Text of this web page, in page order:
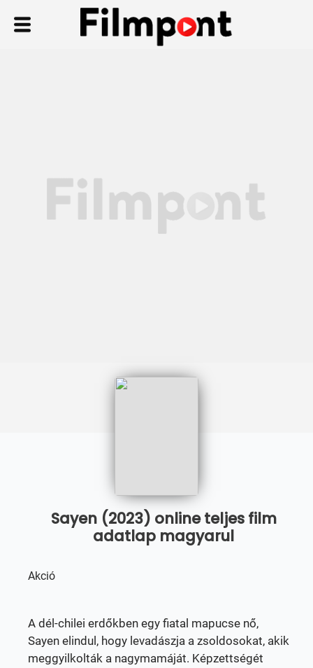
Sayen (2023) online teljes film
adatlap magyarul
Akció
A dél-chilei erdőkben egy fiatal mapucse nő,
Sayen elindul, hogy levadászja a zsoldosokat, akik
meggyilkolták a nagymamáját. Képzettségét